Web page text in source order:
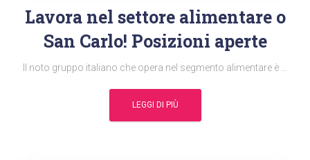
Lavora nel settore alimentare o
San Carlo! Posizioni aperte
Il noto gruppo italiano che opera nel segmento alimentare è …
LEGGI DI PIÙ